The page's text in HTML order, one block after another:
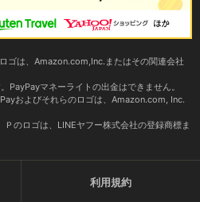
ゴは、Amazon.com,Inc.またはその関連会社
PayPayマネーライトの出金はできません。
およびそれらのロゴは、Amazon.com, Inc.
のロゴは、LINEヤフー株式会社の登録商標ま
利用規約